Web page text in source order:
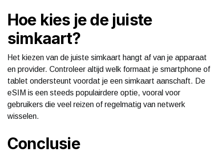
Hoe kies je de juiste
simkaart?
Het kiezen van de juiste simkaart hangt af van je apparaat
en provider. Controleer altijd welk formaat je smartphone of
tablet ondersteunt voordat je een simkaart aanschaft. De
eSIM is een steeds populairdere optie, vooral voor
gebruikers die veel reizen of regelmatig van netwerk
wisselen.
Conclusie